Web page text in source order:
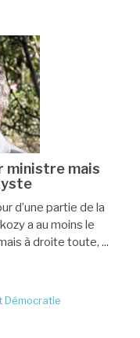
ministre mais
d’une partie de la
a au moins le
à droite toute, ...
Démocratie